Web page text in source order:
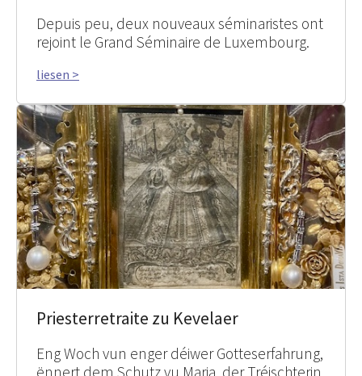
Depuis peu, deux nouveaux séminaristes ont
rejoint le Grand Séminaire de Luxembourg.
liesen >
Priesterretraite zu Kevelaer
Eng Woch vun enger déiwer Gotteserfahrung,
ënnert dem Schutz vu Maria, der Tréischterin